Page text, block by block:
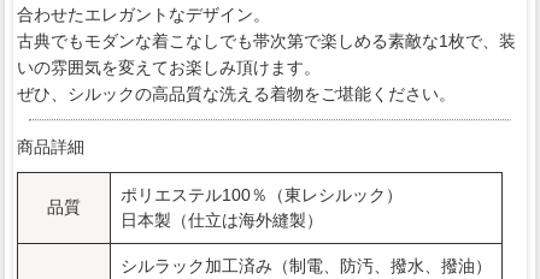
合わせたエレガントなデザイン。
古典でもモダンな着こなしでも帯次第で楽しめる素敵な1枚で、装
いの雰囲気を変えてお楽しみ頂けます。
ぜひ、シルックの高品質な洗える着物をご堪能ください。
商品詳細
品質
ポリエステル100％（東レシルック）
日本製（仕立は海外縫製）
シルラック加工済み（制電、防汚、撥水、撥油）